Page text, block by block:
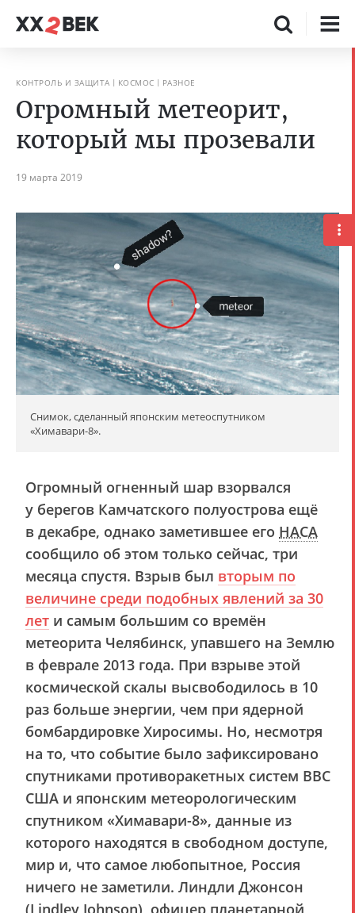
КОНТРОЛЬ И ЗАЩИТА КОСМОС РАЗНОЕ
Огромный метеорит,
который мы прозевали
19 марта 2019
Снимок, сделанный японским метеоспутником
«Химавари-8».
Огромный огненный шар взорвался
у берегов Камчатского полуострова ещё
в декабре, однако заметившее его НАСА
сообщило об этом только сейчас, три
месяца спустя. Взрыв был вторым по
величине среди подобных явлений за 30
лет и самым большим со времён
метеорита Челябинск, упавшего на Землю
в феврале 2013 года. При взрыве этой
космической скалы высвободилось в 10
раз больше энергии, чем при ядерной
бомбардировке Хиросимы. Но, несмотря
на то, что событие было зафиксировано
спутниками противоракетных систем ВВС
США и японским метеорологическим
спутником «Химавари-8», данные из
которого находятся в свободном доступе,
мир и, что самое любопытное, Россия
ничего не заметили. Линдли Джонсон
(Lindley Johnson), офицер планетарной